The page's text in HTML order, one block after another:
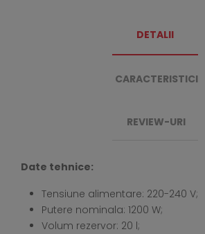
DETALII
CARACTERISTICI
REVIEW-URI
Date tehnice:
Tensiune alimentare: 220-240 V;
Putere nominala: 1200 W;
Volum rezervor: 20 l;